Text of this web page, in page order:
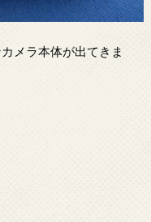
メラ本体が出てきま